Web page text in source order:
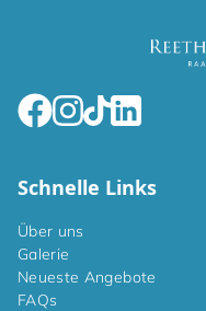
Schnelle Links
Über uns
Galerie
Neueste Angebote
FAQs